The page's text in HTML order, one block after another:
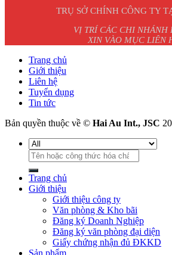
TRỤ SỞ CHÍNH CÔNG TY
VỊ TRÍ CÁC CHI NHÁNH
XIN VÀO MỤC LIÊN
Trang chủ
Giới thiệu
Liên hệ
Tuyển dụng
Tin tức
Bản quyền thuộc về © Hai Au Int., JSC
Tìm
kiếm:
Trang chủ
Giới thiệu
Giới thiệu công ty
Văn phòng & Kho bãi
Đăng ký Doanh Nghiệp
Đăng ký văn phòng đại diện
Giấy chứng nhận đủ ĐKKD
Sản phẩm